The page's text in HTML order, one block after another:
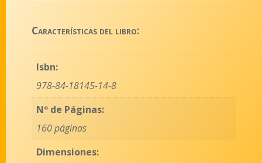
Características del libro:
Isbn:
978-84-18145-14-8
Nº de Páginas:
160 páginas
Dimensiones: